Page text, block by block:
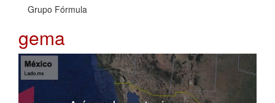
Grupo Fórmula
gema